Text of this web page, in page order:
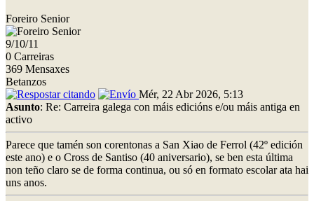
Foreiro Senior
9/10/11
0 Carreiras
369 Mensaxes
Betanzos
Mér, 22 Abr 2026, 5:13
Asunto: Re: Carreira galega con máis edicións e/ou máis antiga en
activo
Parece que tamén son corentonas a San Xiao de Ferrol (42º edición
este ano) e o Cross de Santiso (40 aniversario), se ben esta última
non teño claro se de forma continua, ou só en formato escolar ata hai
uns anos.